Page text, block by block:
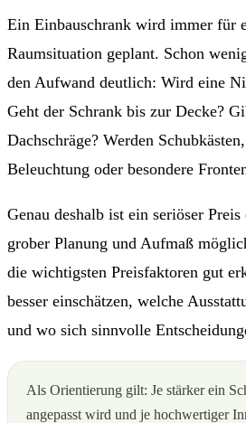
Ein Einbauschrank wird immer für
Raumsituation geplant. Schon
den Aufwand deutlich: Wird eine
Geht der Schrank bis zur Decke?
Dachschräge? Werden
Beleuchtung oder besondere
Genau deshalb ist ein seriöser
grober Planung und Aufmaß
die wichtigsten Preisfaktoren gut
besser einschätzen, welche
und wo sich sinnvolle
Als Orientierung gilt: Je stärker ein
angepasst wird und je hochwertiger